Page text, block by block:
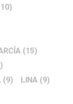
(15)
(9) LINA (9)